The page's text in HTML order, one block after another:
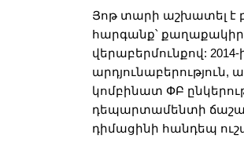
Յոթ տարի աշխատել է
հարգանք՝
վերաբերմունքով:
արդյունաբերություն,
կոմբինատ ՓԲ
դեպարտամենտի
դիմացինի հանդեպ